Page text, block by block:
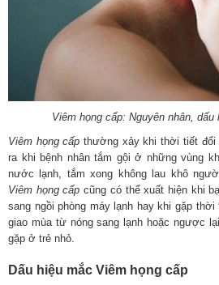
Viêm họng cấp: Nguyên nhân,
Viêm họng cấp thường xảy khi thời tiết đổi
ra khi bệnh nhân tắm gội ở những vùng
nước lạnh, tắm xong không lau khô
Viêm họng cấp cũng có thể xuất hiện khi
sang ngồi phòng máy lạnh hay khi gặp
giao mùa từ nóng sang lạnh hoặc ngược
gặp ở trẻ nhỏ.
Dấu hiệu mắc Viêm họng cấp